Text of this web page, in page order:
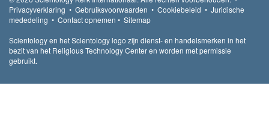
Privacyverklaring • Gebruiksvoorwaarden • Cookiebeleid • Juridische
mededeling • Contact opnemen • Sitemap
Scientology en het Scientology logo zijn dienst- en handelsmerken in het
bezit van het Religious Technology Center en worden met permissie
gebruikt.